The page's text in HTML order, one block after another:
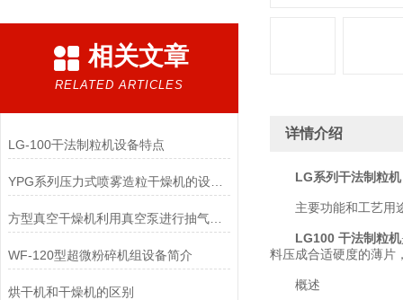
相关文章
RELATED ARTICLES
LG-100干法制粒机设备特点
YPG系列压力式喷雾造粒干燥机的设备概述
方型真空干燥机利用真空泵进行抽气抽湿
WF-120型超微粉碎机组设备简介
烘干机和干燥机的区别
详情介绍
LG系列干法制粒机
主要功能和工艺用
LG100 干法制粒机
料压成合适硬度的薄片
概述